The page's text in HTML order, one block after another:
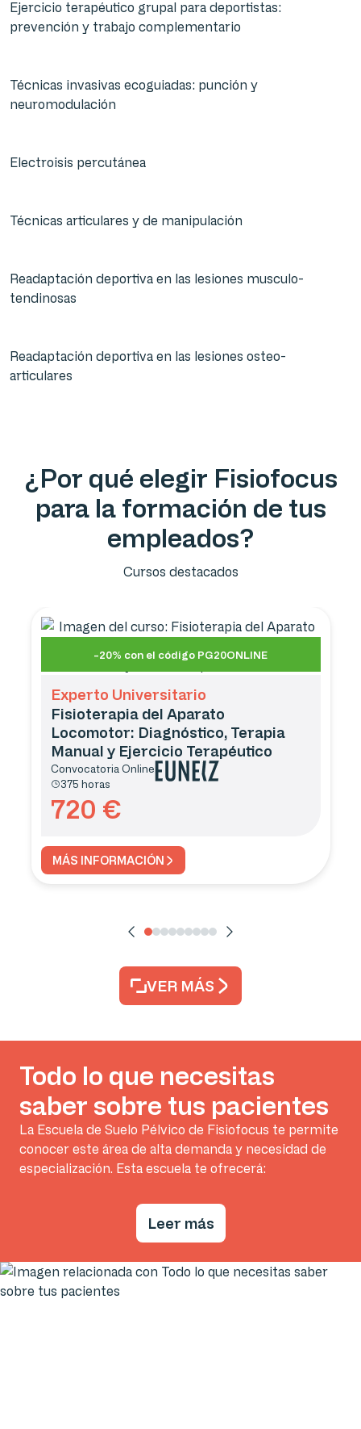
Ejercicio terapéutico grupal para deportistas:
prevención y trabajo complementario
Técnicas invasivas ecoguiadas: punción y
neuromodulación
Electroisis percutánea
Técnicas articulares y de manipulación
Readaptación deportiva en las lesiones musculo-
tendinosas
Readaptación deportiva en las lesiones osteo-
articulares
¿Por qué elegir Fisiofocus
para la formación de tus
empleados?
Cursos destacados
-20% con el código PG20ONLINE
Experto Universitario
Fisioterapia del Aparato
Locomotor: Diagnóstico, Terapia
Manual y Ejercicio Terapéutico
Convocatoria Online
375 horas
720 €
MÁS INFORMACIÓN
VER MÁS
Todo lo que necesitas
saber sobre tus pacientes
La Escuela de Suelo Pélvico de Fisiofocus te permite
conocer este área de alta demanda y necesidad de
especialización. Esta escuela te ofrecerá:
Leer más